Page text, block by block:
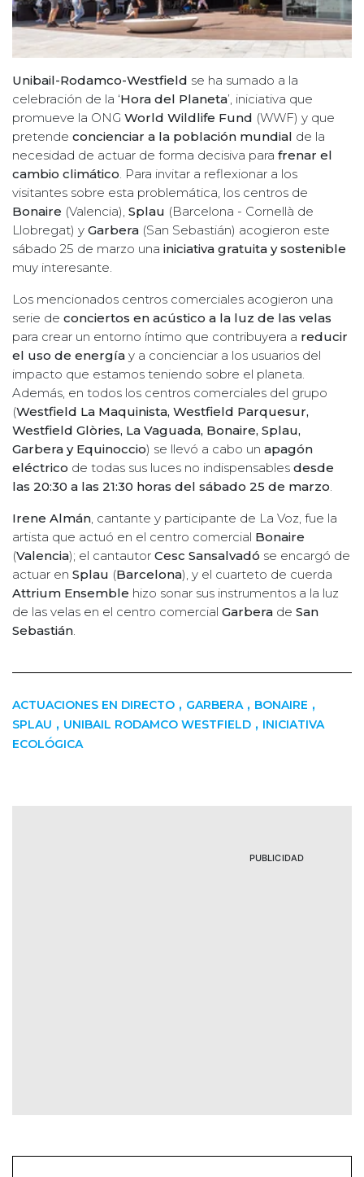
Unibail-Rodamco-Westfield se ha sumado a la
celebración de la ‘Hora del Planeta’, iniciativa que
promueve la ONG World Wildlife Fund (WWF) y que
pretende concienciar a la población mundial de la
necesidad de actuar de forma decisiva para frenar el
cambio climático. Para invitar a reflexionar a los
visitantes sobre esta problemática, los centros de
Bonaire (Valencia), Splau (Barcelona - Cornellà de
Llobregat) y Garbera (San Sebastián) acogieron este
sábado 25 de marzo una iniciativa gratuita y sostenible
muy interesante.
Los mencionados centros comerciales acogieron una
serie de conciertos en acústico a la luz de las velas
para crear un entorno íntimo que contribuyera a reducir
el uso de energía y a concienciar a los usuarios del
impacto que estamos teniendo sobre el planeta.
Además, en todos los centros comerciales del grupo
(Westfield La Maquinista, Westfield Parquesur,
Westfield Glòries, La Vaguada, Bonaire, Splau,
Garbera y Equinoccio) se llevó a cabo un apagón
eléctrico de todas sus luces no indispensables desde
las 20:30 a las 21:30 horas del sábado 25 de marzo.
Irene Almán, cantante y participante de La Voz, fue la
artista que actuó en el centro comercial Bonaire
(Valencia); el cantautor Cesc Sansalvadó se encargó de
actuar en Splau (Barcelona), y el cuarteto de cuerda
Attrium Ensemble hizo sonar sus instrumentos a la luz
de las velas en el centro comercial Garbera de San
Sebastián.
ACTUACIONES EN DIRECTO , GARBERA , BONAIRE ,
SPLAU , UNIBAIL RODAMCO WESTFIELD , INICIATIVA
ECOLÓGICA
PUBLICIDAD